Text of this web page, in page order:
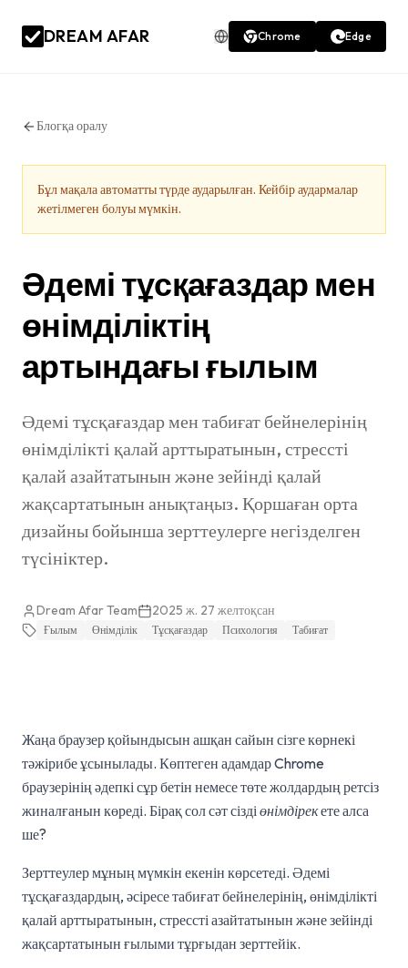
DREAM AFAR Chrome Edge
Блогқа оралу
Бұл мақала автоматты түрде аударылған. Кейбір аудармалар
жетілмеген болуы мүмкін.
Әдемі тұсқағаздар мен
өнімділіктің
артындағы ғылым
Әдемі тұсқағаздар мен табиғат бейнелерінің
өнімділікті қалай арттыратынын, стрессті
қалай азайтатынын және зейінді қалай
жақсартатынын анықтаңыз. Қоршаған орта
дизайны бойынша зерттеулерге негізделген
түсініктер.
Dream Afar Team 2025 ж. 27 желтоқсан
Ғылым Өнімділік Тұсқағаздар Психология Табиғат
Жаңа браузер қойындысын ашқан сайын сізге көрнекі
тәжірибе ұсынылады. Көптеген адамдар Chrome
браузерінің әдепкі сұр бетін немесе төте жолдардың ретсіз
жиналғанын көреді. Бірақ сол сәт сіздіөнімдірекете алса
ше?
Зерттеулер мұның мүмкін екенін көрсетеді. Әдемі
тұсқағаздардың, әсіресе табиғат бейнелерінің, өнімділікті
қалай арттыратынын, стрессті азайтатынын және зейінді
жақсартатынын ғылыми тұрғыдан зерттейік.